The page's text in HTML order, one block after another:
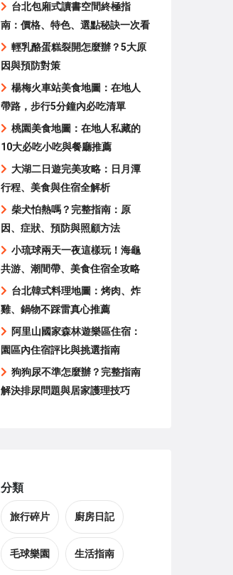
台北包廂式讀書空間終極指
南：價格、特色、選點秘訣一次看
輕乳酪蛋糕裂開怎麼辦？5大原
因與預防對策
楊梅火車站美食地圖：在地人
帶路，步行5分鐘內必吃清單
桃園美食地圖：在地人私藏的
10大必吃小吃與餐廳推薦
大湖二日遊完美攻略：日月潭
行程、美食與住宿全解析
柴犬怕熱嗎？完整指南：原
因、症狀、預防與照顧方法
小琉球兩天一夜這樣玩！海龜
共游、潮間帶、美食住宿全攻略
台北韓式料理地圖：烤肉、炸
雞、鍋物不踩雷真心推薦
阿里山國家森林遊樂區住宿：
園區內住宿評比與挑選指南
狗狗尿不準怎麼辦？完整指南
解決排尿問題與居家護理技巧
分類
旅行碎片 廚房日記
毛球樂園 生活指南